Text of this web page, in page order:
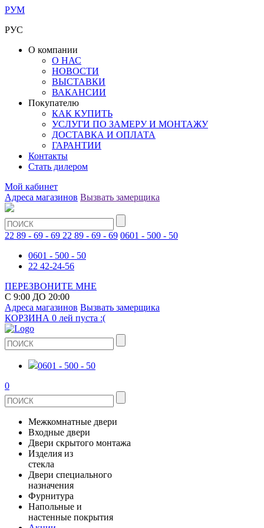
РУМ
РУС
О компании
О НАС
НОВОСТИ
ВЫСТАВКИ
ВАКАНСИИ
Покупателю
КАК КУПИТЬ
УСЛУГИ ПО ЗАМЕРУ И МОНТАЖУ
ДОСТАВКА И ОПЛАТА
ГАРАНТИИ
Контакты
Стать дилером
Мой кабинет
Адреса магазинов Вызвать замерщика
22 89 - 69 - 69 22 89 - 69 - 69 0601 - 500 - 50
0601 - 500 - 50
22 42-24-56
ПЕРЕЗВОНИТЕ МНЕ
С 9:00 ДО 20:00
Адреса магазинов Вызвать замерщика
КОРЗИНА 0 лей пуста :(
0601 - 500 - 50
0
Межкомнатные двери
ШПОНИРОВАНЫЕ
ЭКОШПОН
ЭМАЛЬ
ИЗ МАССИВА СОСНЫ
Входные двери
МЕТАЛЛИЧЕСКИЕ ДВЕРИ
В КВАРТИРУ
ДЛЯ ДОМА
Двери скрытого монтажа
СТЕКЛЯННЫЕ
ЗЕРКАЛЬНЫЕ
КЕРАМОГРАНИТ
Изделия из
стекла
ДВЕРИ
ДУШЕВЫЕ КАБИНЫ И ПЕРЕГОРОДКИ
Двери специального
назначения
ПРОТИВОПОЖАРНЫЕ
Фурнитура
ДВЕРНЫЕ РУЧКИ
Напольные и
настенные покрытия